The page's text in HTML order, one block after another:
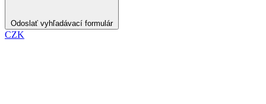
Odoslať vyhľadávací formulár
CZK